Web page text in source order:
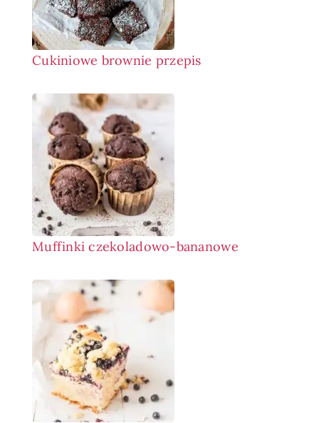
Cukiniowe brownie przepis
Muffinki czekoladowo-bananowe